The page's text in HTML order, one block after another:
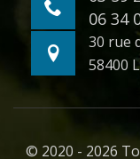
06 34
30 rue
58400
© 2020 - 2026